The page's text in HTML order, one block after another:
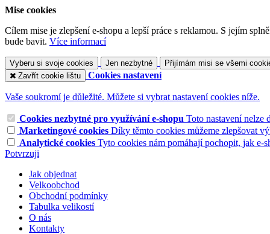
Mise cookies
Cílem mise je zlepšení e-shopu a lepší práce s reklamou. S jejím
bude bavit. Více informací
Vyberu si svoje cookies Jen nezbytné
Přijímám misi se všemi
Zavřít cookie lištu
Cookies nastavení
Vaše soukromí je důležité. Můžete si vybrat nastavení cookies níže.
Cookies nezbytné pro využívání e-shopu Toto nastavení nelze
Marketingové cookies Díky těmto cookies můžeme zlepšovat
Analytické cookies Tyto cookies nám pomáhají pochopit, jak e-
Potvrzuji
Jak objednat
Velkoobchod
Obchodní podmínky
Tabulka velikostí
O nás
Kontakty